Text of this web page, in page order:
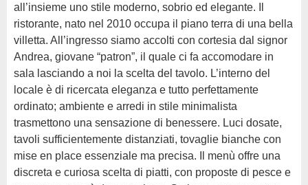
all’insieme uno stile moderno, sobrio ed elegante. Il
ristorante, nato nel 2010 occupa il piano terra di una bella
villetta. All’ingresso siamo accolti con cortesia dal signor
Andrea, giovane “patron”, il quale ci fa accomodare in
sala lasciando a noi la scelta del tavolo. L’interno del
locale è di ricercata eleganza e tutto perfettamente
ordinato; ambiente e arredi in stile minimalista
trasmettono una sensazione di benessere. Luci dosate,
tavoli sufficientemente distanziati, tovaglie bianche con
mise en place essenziale ma precisa. Il menù offre una
discreta e curiosa scelta di piatti, con proposte di pesce e